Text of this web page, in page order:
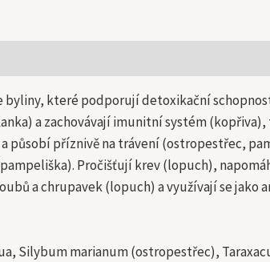
byliny, které podporují detoxikační
a zachovávají imunitní systém
působí příznivě na trávení (ostropestřec,
Pročišťují krev (lopuch),
a chrupavek (lopuch) a využívají se jako
Silybum marianum (ostropestřec),